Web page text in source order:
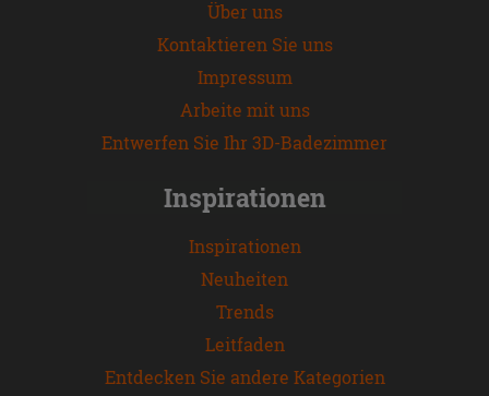
Über uns
Kontaktieren Sie uns
Impressum
Arbeite mit uns
Entwerfen Sie Ihr 3D-Badezimmer
Inspirationen
Inspirationen
Neuheiten
Trends
Leitfaden
Entdecken Sie andere Kategorien